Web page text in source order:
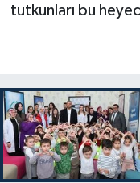
tutkunları bu